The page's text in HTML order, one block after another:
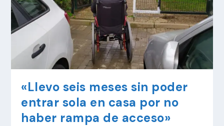
«Llevo seis meses sin poder
entrar sola en casa por no
haber rampa de acceso»